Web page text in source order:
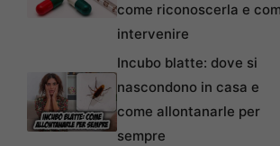
come riconoscerla e
intervenire
Incubo blatte: dove si
nascondono in casa e
come allontanarle per
sempre